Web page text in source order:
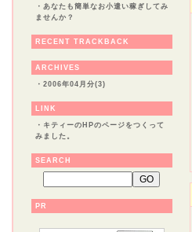
・ あなたも簡単なお小遣い稼ぎしてみ
ませんか？
RECENT TRACKBACK
ARCHIVES
・ 2006年04月分(3)
LINK
・ キティーのHPのページをつくって
みました。
SEARCH
PR